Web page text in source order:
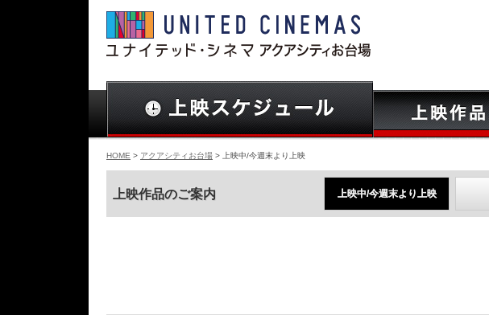
HOME > アクアシティお台場 > 上映中/今週末より上映
上映作品のご案内 上映中/今週末より上映